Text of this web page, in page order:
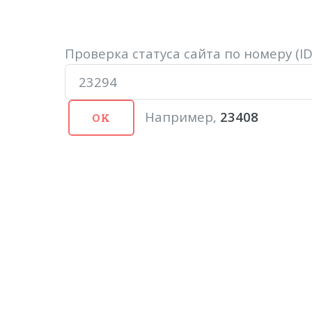
Проверка статуса сайта по номеру
Например, 23408